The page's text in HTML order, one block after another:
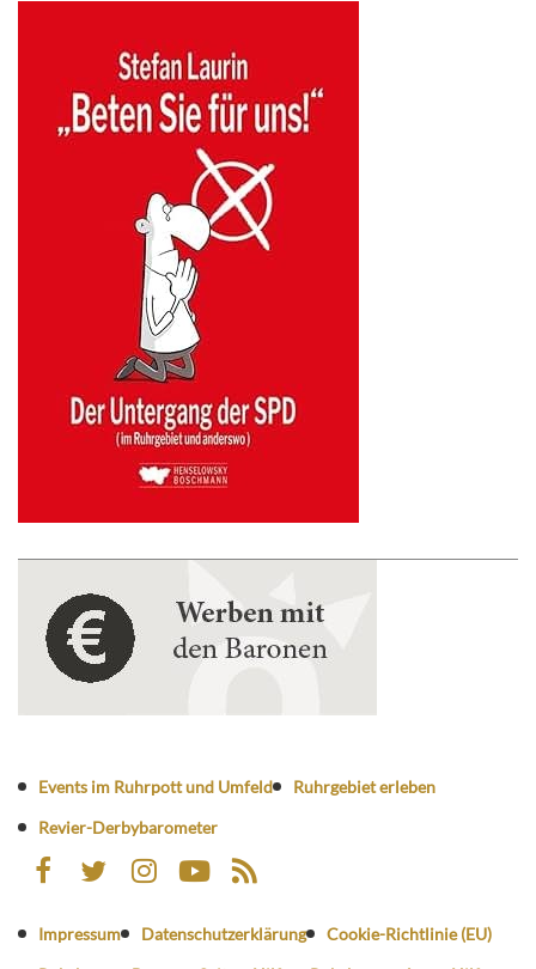
Events im Ruhrpott und Umfeld
Ruhrgebiet erleben
Revier-Derbybarometer
Impressum Datenschutzerklärung
Cookie-Richtlinie (EU)